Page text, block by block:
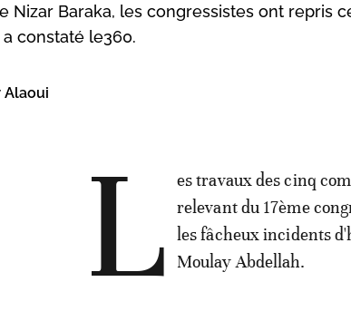
Nizar Baraka, les congressistes ont repris
constaté le360.
Alaoui
L
es travaux des cinq
relevant du 17ème
les fâcheux incidents
Moulay Abdellah.